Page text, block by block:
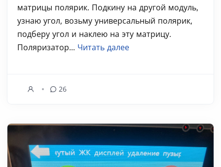
матрицы полярик. Подкину на другой модуль,
узнаю угол, возьму универсальный полярик,
подберу угол и наклею на эту матрицу.
Поляризатор... Читать далее
26